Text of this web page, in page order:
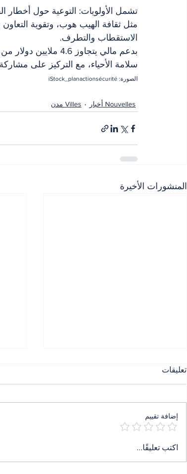
تشمل الأولويات: التوعية حول أخطار
مثل ثقافة الهيب هوب، وتقوية
الاستقطاب والتطرف.
بدعم مالي يتجاوز
سلامة الأحياء، مع التركيز على
الصورة: iStock_planactionsécurité
Nouvelles أخبار
Villes مدن
المنشورات الأخيرة
٤ آب ليس ذكرى بل جريمة
تعليقات
إضافة تقييم
اكتب تعليقًا...